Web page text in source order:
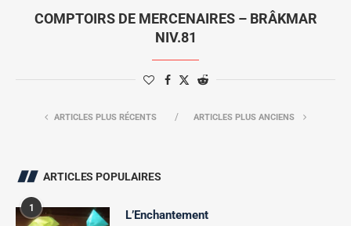
COMPTOIRS DE MERCENAIRES – BRÂKMAR
NIV.81
ARTICLES PLUS RÉCENTS ARTICLES PLUS ANCIENS
ARTICLES POPULAIRES
1 L’Enchantement